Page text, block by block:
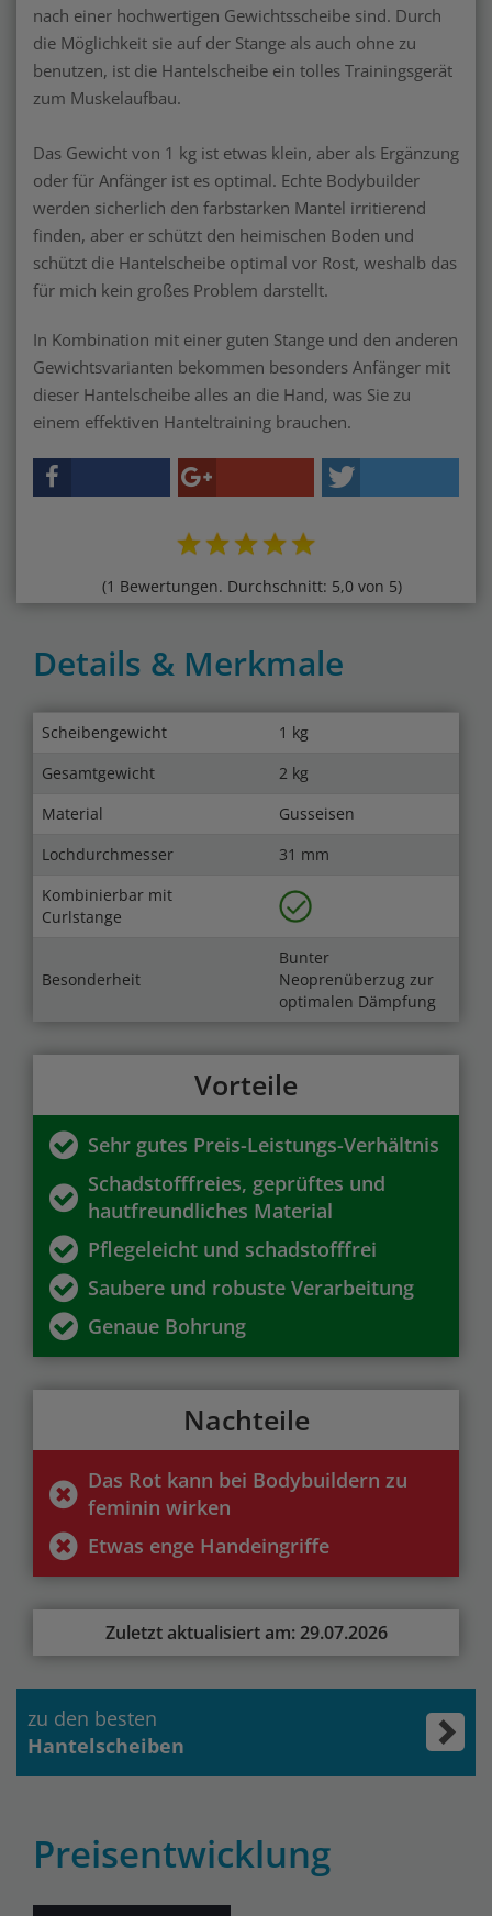
nach einer hochwertigen Gewichtsscheibe sind. Durch
die Möglichkeit sie auf der Stange als auch ohne zu
benutzen, ist die Hantelscheibe ein tolles Trainingsgerät
zum Muskelaufbau.
Das Gewicht von 1 kg ist etwas klein, aber als Ergänzung
oder für Anfänger ist es optimal. Echte Bodybuilder
werden sicherlich den farbstarken Mantel irritierend
finden, aber er schützt den heimischen Boden und
schützt die Hantelscheibe optimal vor Rost, weshalb das
für mich kein großes Problem darstellt.
In Kombination mit einer guten Stange und den anderen
Gewichtsvarianten bekommen besonders Anfänger mit
dieser Hantelscheibe alles an die Hand, was Sie zu
einem effektiven Hanteltraining brauchen.
(1 Bewertungen. Durchschnitt: 5,0 von 5)
Details & Merkmale
Scheibengewicht
1 kg
Gesamtgewicht
2 kg
Material
Gusseisen
Lochdurchmesser
31 mm
Kombinierbar mit
Curlstange
Besonderheit
Bunter
Neoprenüberzug zur
optimalen Dämpfung
Vorteile
Sehr gutes Preis-Leistungs-Verhältnis
Schadstofffreies, geprüftes und
hautfreundliches Material
Pflegeleicht und schadstofffrei
Saubere und robuste Verarbeitung
Genaue Bohrung
Nachteile
Das Rot kann bei Bodybuildern zu
feminin wirken
Etwas enge Handeingriffe
Zuletzt aktualisiert am: 29.07.2026
zu den besten
Hantelscheiben
Preisentwicklung